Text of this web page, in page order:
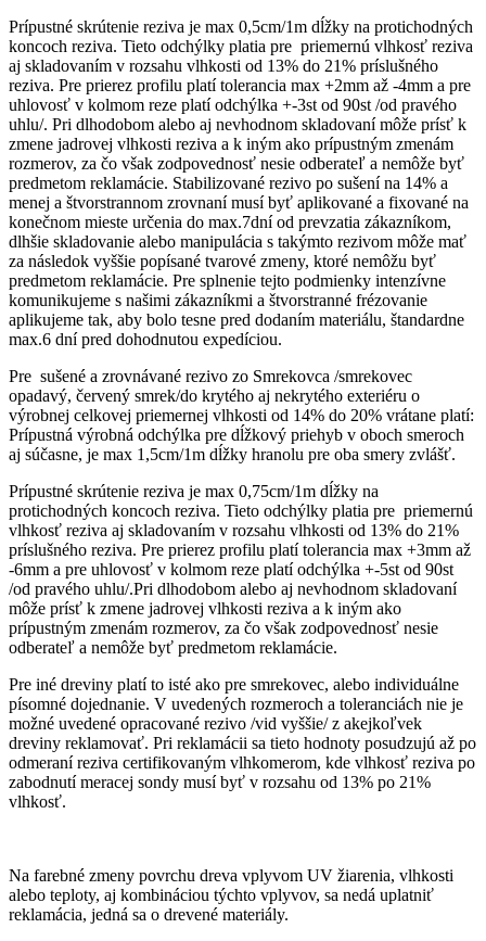
Prípustné skrútenie reziva je max 0,5cm/1m dĺžky na protichodných
koncoch reziva. Tieto odchýlky platia pre priemernú vlhkosť reziva
aj skladovaním v rozsahu vlhkosti od 13% do 21% príslušného
reziva. Pre prierez profilu platí tolerancia max +2mm až -4mm a pre
uhlovosť v kolmom reze platí odchýlka +-3st od 90st /od pravého
uhlu/. Pri dlhodobom alebo aj nevhodnom skladovaní môže prísť k
zmene jadrovej vlhkosti reziva a k iným ako prípustným zmenám
rozmerov, za čo však zodpovednosť nesie odberateľ a nemôže byť
predmetom reklamácie. Stabilizované rezivo po sušení na 14% a
menej a štvorstrannom zrovnaní musí byť aplikované a fixované na
konečnom mieste určenia do max.7dní od prevzatia zákazníkom,
dlhšie skladovanie alebo manipulácia s takýmto rezivom môže mať
za následok vyššie popísané tvarové zmeny, ktoré nemôžu byť
predmetom reklamácie. Pre splnenie tejto podmienky intenzívne
komunikujeme s našimi zákazníkmi a štvorstranné frézovanie
aplikujeme tak, aby bolo tesne pred dodaním materiálu, štandardne
max.6 dní pred dohodnutou expedíciou.
Pre sušené a zrovnávané rezivo zo Smrekovca /smrekovec
opadavý, červený smrek/do krytého aj nekrytého exteriéru o
výrobnej celkovej priemernej vlhkosti od 14% do 20% vrátane platí:
Prípustná výrobná odchýlka pre dĺžkový priehyb v oboch smeroch
aj súčasne, je max 1,5cm/1m dĺžky hranolu pre oba smery zvlášť.
Prípustné skrútenie reziva je max 0,75cm/1m dĺžky na
protichodných koncoch reziva. Tieto odchýlky platia pre priemernú
vlhkosť reziva aj skladovaním v rozsahu vlhkosti od 13% do 21%
príslušného reziva. Pre prierez profilu platí tolerancia max +3mm až
-6mm a pre uhlovosť v kolmom reze platí odchýlka +-5st od 90st
/od pravého uhlu/.Pri dlhodobom alebo aj nevhodnom skladovaní
môže prísť k zmene jadrovej vlhkosti reziva a k iným ako
prípustným zmenám rozmerov, za čo však zodpovednosť nesie
odberateľ a nemôže byť predmetom reklamácie.
Pre iné dreviny platí to isté ako pre smrekovec, alebo individuálne
písomné dojednanie. V uvedených rozmeroch a toleranciách nie je
možné uvedené opracované rezivo /vid vyššie/ z akejkoľvek
dreviny reklamovať. Pri reklamácii sa tieto hodnoty posudzujú až po
odmeraní reziva certifikovaným vlhkomerom, kde vlhkosť reziva po
zabodnutí meracej sondy musí byť v rozsahu od 13% po 21%
vlhkosť.
Na farebné zmeny povrchu dreva vplyvom UV žiarenia, vlhkosti
alebo teploty, aj kombináciou týchto vplyvov, sa nedá uplatniť
reklamácia, jedná sa o drevené materiály.